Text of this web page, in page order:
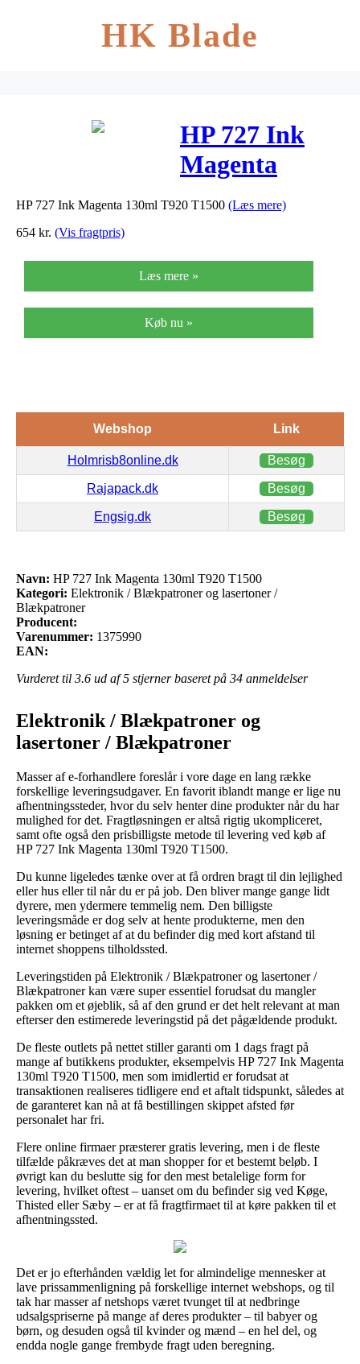
HK Blade
HP 727 Ink
Magenta
130ml T920
HP 727 Ink Magenta 130ml T920 T1500 (Læs mere)
654 kr. (Vis fragtpris)
Læs mere »
Køb nu »
Webshop Link
Holmrisb8online.dk Besøg
Rajapack.dk Besøg
Engsig.dk Besøg
Navn: HP 727 Ink Magenta 130ml T920 T1500
Kategori: Elektronik / Blækpatroner og lasertoner /
Blækpatroner
Producent:
Varenummer: 1375990
EAN:
Vurderet til 3.6 ud af 5 stjerner baseret på 34 anmeldelser
Elektronik / Blækpatroner og
lasertoner / Blækpatroner
Masser af e-forhandlere foreslår i vore dage en lang række
forskellige leveringsudgaver. En favorit iblandt mange er lige nu
afhentningssteder, hvor du selv henter dine produkter når du har
mulighed for det. Fragtløsningen er altså rigtig ukompliceret,
samt ofte også den prisbilligste metode til levering ved køb af
HP 727 Ink Magenta 130ml T920 T1500.
Du kunne ligeledes tænke over at få ordren bragt til din lejlighed
eller hus eller til når du er på job. Den bliver mange gange lidt
dyrere, men ydermere temmelig nem. Den billigste
leveringsmåde er dog selv at hente produkterne, men den
løsning er betinget af at du befinder dig med kort afstand til
internet shoppens tilholdssted.
Leveringstiden på Elektronik / Blækpatroner og lasertoner /
Blækpatroner kan være super essentiel forudsat du mangler
pakken om et øjeblik, så af den grund er det helt relevant at man
efterser den estimerede leveringstid på det pågældende produkt.
De fleste outlets på nettet stiller garanti om 1 dags fragt på
mange af butikkens produkter, eksempelvis HP 727 Ink Magenta
130ml T920 T1500, men som imidlertid er forudsat at
transaktionen realiseres tidligere end et aftalt tidspunkt, således at
de garanteret kan nå at få bestillingen skippet afsted før
personalet har fri.
Flere online firmaer præsterer gratis levering, men i de fleste
tilfælde påkræves det at man shopper for et bestemt beløb. I
øvrigt kan du beslutte sig for den mest betalelige form for
levering, hvilket oftest – uanset om du befinder sig ved Køge,
Thisted eller Sæby – er at få fragtfirmaet til at køre pakken til et
afhentningssted.
Det er jo efterhånden vældig let for almindelige mennesker at
lave prissammenligning på forskellige internet webshops, og til
tak har masser af netshops været tvunget til at nedbringe
udsalgspriserne på mange af deres produkter – til babyer og
børn, og desuden også til kvinder og mænd – en hel del, og
endda nogle gange frembyde fragt uden beregning.